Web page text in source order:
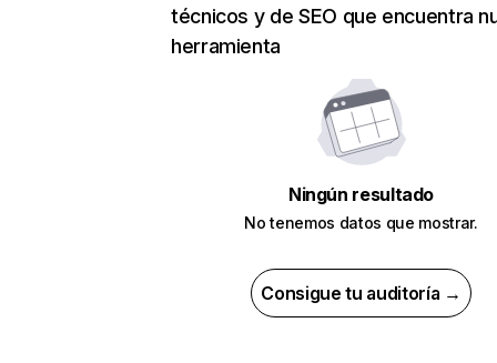
técnicos y de SEO que encuentra
herramienta
Ningún resultado
No tenemos datos que mostrar.
Consigue tu auditoría →